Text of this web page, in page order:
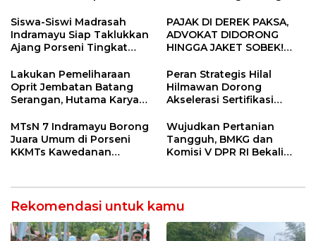
Siswa-Siswi Madrasah
Indramayu Siap Taklukkan
Ajang Porseni Tingkat
PAJAK DI DEREK PAKSA,
ADVOKAT DIDORONG
HINGGA JAKET SOBEK!
Ngamuk Kepung Polresta
Pekanbaru!
Lakukan Pemeliharaan
Oprit Jembatan Batang
Serangan, Hutama Karya
55 Tol Binjai–Langsa
Peran Strategis Hilal
Hilmawan Dorong
Akselerasi Sertifikasi
Entaskan Kemiskinan di
Indramayu
MTsN 7 Indramayu Borong
Juara Umum di Porseni
KKMTs Kawedanan
Wujudkan Pertanian
Tangguh, BMKG dan
Komisi V DPR RI Bekali
Rekomendasi untuk kamu